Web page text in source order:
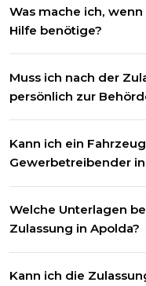
Was mache ich,
Hilfe benötige?
Muss ich nach der
persönlich zur
Kann ich ein
Gewerbetreibender
Welche Unterlagen
Zulassung in Apolda?
Kann ich die